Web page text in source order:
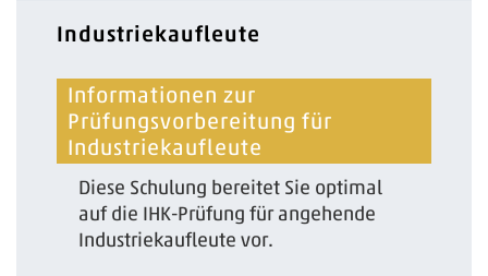
Industriekaufleute
Informationen zur
Prüfungsvorbereitung für
Industriekaufleute
Diese Schulung bereitet Sie optimal
auf die IHK-Prüfung für angehende
Industriekaufleute vor.